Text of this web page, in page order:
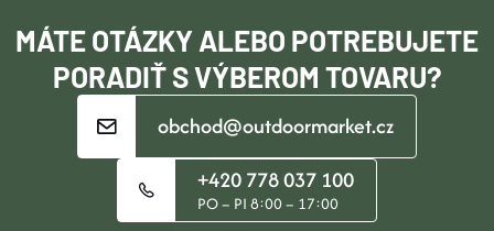
E
MÁTE OTÁZKY ALEBO POTREBUJETE
PORADIŤ S VÝBEROM TOVARU?
obchod@outdoormarket.cz
+420 778 037 100
PO – PI 8:00 – 17:00